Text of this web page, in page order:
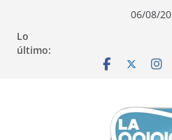
contenido
navegación
contenido
06/08/
Lo
último: